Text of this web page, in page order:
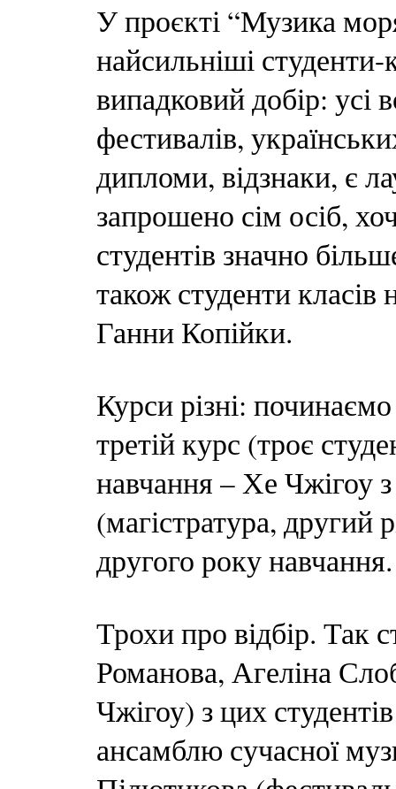
У проєкті “Музика
найсильніші
випадковий добір: усі
фестивалів,
дипломи, відзнаки, є
запрошено сім осіб,
студентів значно
також студенти
Ганни Копійки.
Курси різні: починаємо
третій курс (троє
навчання – Хе Чжігоу
(магістратура, другий
другого року навчання.
Трохи про відбір. Так
Романова, Агеліна
Чжігоу) з цих
ансамблю сучасної